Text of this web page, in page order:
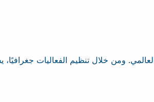
العالمي. ومن خلال تنظيم الفعاليات